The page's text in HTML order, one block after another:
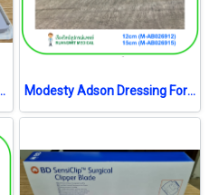
(4406) (1 ชิ้น) (exp 04-2026) Modesty Adson Dressing Forcep (เยอรมัน)